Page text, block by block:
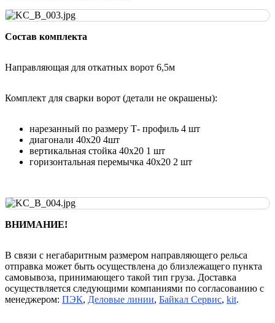
Состав комплекта
Направляющая для откатных ворот 6,5м
Комплект для сварки ворот (детали не окрашены):
нарезанный по размеру Т- профиль 4 шт
диагонали 40х20 4шт
вертикальная стойка 40х20 1 шт
горизонтальная перемычка 40х20 2 шт
ВНИМАНИЕ!
В связи с негабаритным размером направляющего рельса
отправка может быть осуществлена до близлежащего пункта
самовывоза, принимающего такой тип груза. Доставка
осуществляется следующими компаниями по согласованию с
менеджером: ПЭК, Деловые линии, Байкал Сервис, kit.